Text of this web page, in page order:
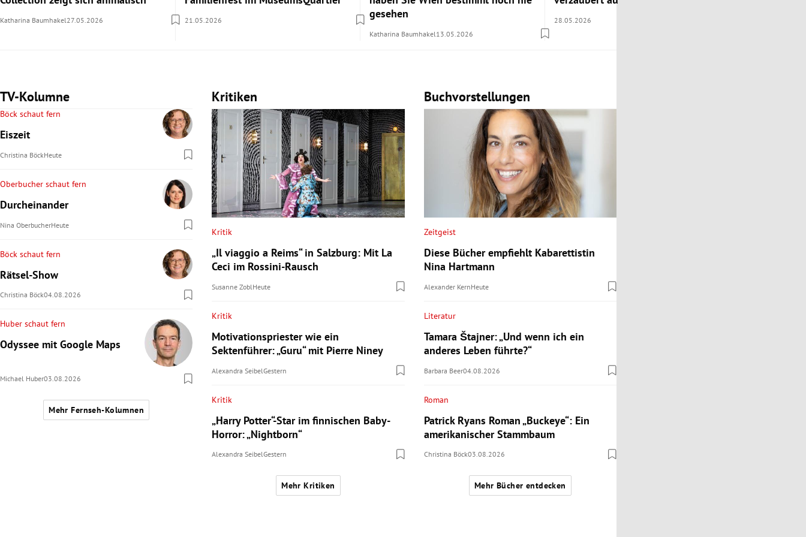
Katharina Baumhakel 27.05.2026 21.05.2026
gesehen
Katharina Baumhakel 13.05.2026
28.05.2026
TV-Kolumne
Böck schaut fern
Eiszeit
Christina BöckHeute
Oberbucher schaut fern
Durcheinander
Nina OberbucherHeute
Böck schaut fern
Rätsel-Show
Christina Böck04.08.2026
Huber schaut fern
Odyssee mit Google Maps
Michael Huber03.08.2026
Mehr Fernseh-Kolumnen
Kritiken
Kritik
„Il viaggio a Reims“ in Salzburg: Mit La
Ceci im Rossini-Rausch
Susanne Zobl Heute
Kritik
Motivationspriester wie ein
Sektenführer: „Guru“ mit Pierre Niney
Alexandra SeibelGestern
Kritik
„Harry Potter“-Star im finnischen Baby-
Horror: „Nightborn“
Alexandra SeibelGestern
Mehr Kritiken
Buchvorstellungen
Zeitgeist
Diese Bücher empfiehlt Kabarettistin
Nina Hartmann
Alexander KernHeute
Literatur
Tamara Štajner: „Und wenn ich ein
anderes Leben führte?“
Barbara Beer04.08.2026
Roman
Patrick Ryans Roman „Buckeye“: Ein
amerikanischer Stammbaum
Christina Böck03.08.2026
Mehr Bücher entdecken